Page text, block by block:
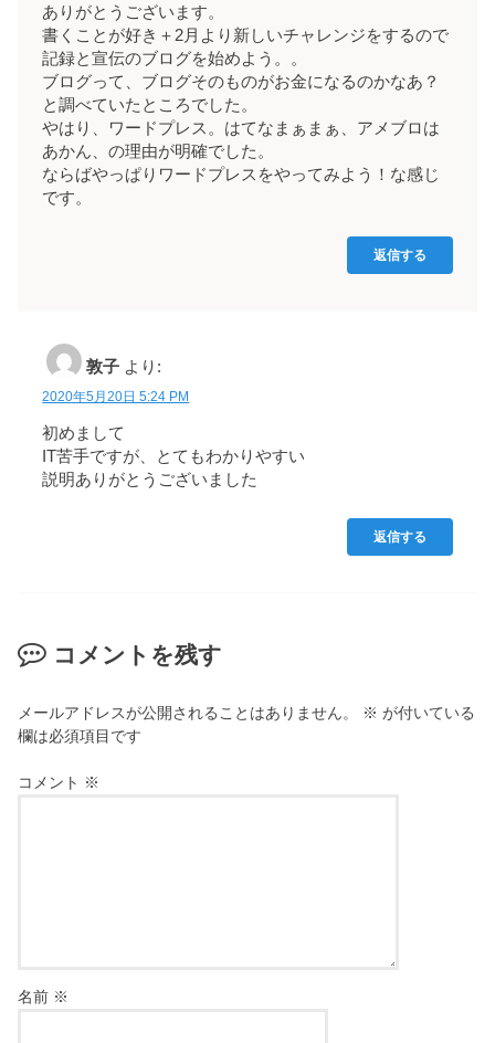
ありがとうございます。
書くことが好き＋2月より新しいチャレンジをするので
記録と宣伝のブログを始めよう。。
ブログって、ブログそのものがお金になるのかなあ？
と調べていたところでした。
やはり、ワードプレス。はてなまぁまぁ、アメブロは
あかん、の理由が明確でした。
ならばやっぱりワードプレスをやってみよう！な感じ
です。
返信する
敦子 より:
2020年5月20日 5:24 PM
初めまして
IT苦手ですが、とてもわかりやすい
説明ありがとうございました
返信する
コメントを残す
メールアドレスが公開されることはありません。 ※ が付いている
欄は必須項目です
コメント ※
名前 ※